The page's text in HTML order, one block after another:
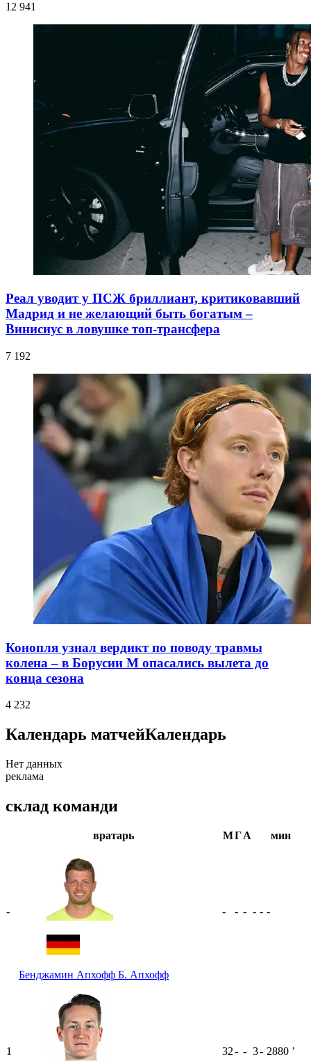
12 941
Реал уводит у ПСЖ бриллиант, критиковавший
Мадрид и не желающий быть богатым –
Винисиус в ловушке топ-трансфера
7 192
Конопля узнал вердикт по поводу травмы
колена – в Борусии М опасались вылета до
конца сезона
4 232
Календарь матчейКалендарь
Нет данных
реклама
склад команди
вратарь МГА мин
-
Бенджамин Апхофф Б. Апхофф
- - - - - -
1 32- - 3- 2880 ʼ